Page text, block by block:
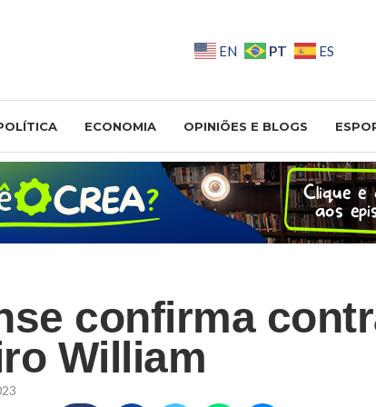
EN PT ES
ECONOMIA OPINIÕES E BLOGS
confirma
William